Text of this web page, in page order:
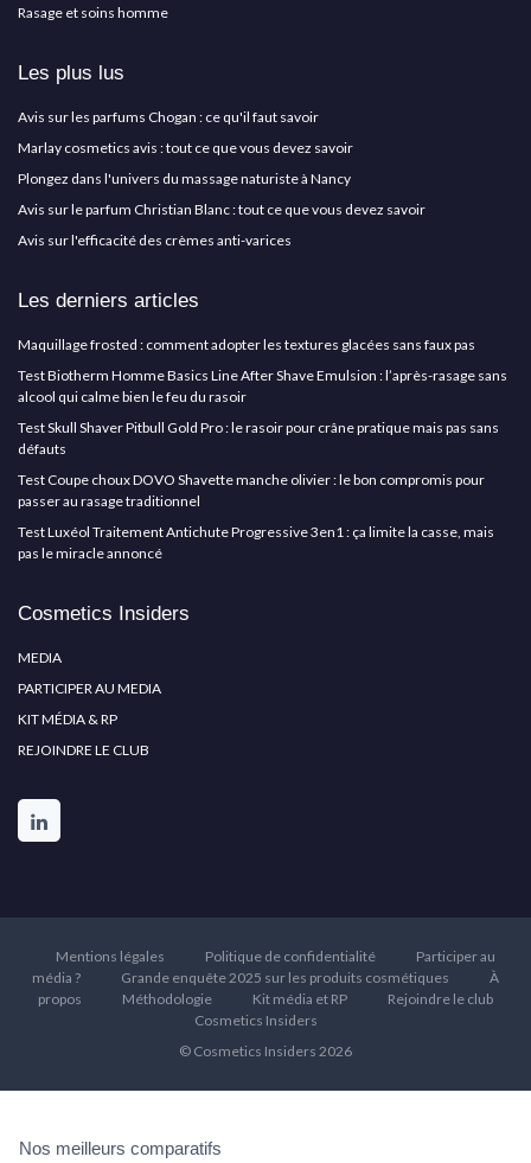
Rasage et soins homme
Les plus lus
Avis sur les parfums Chogan : ce qu'il faut savoir
Marlay cosmetics avis : tout ce que vous devez savoir
Plongez dans l'univers du massage naturiste à Nancy
Avis sur le parfum Christian Blanc : tout ce que vous devez savoir
Avis sur l'efficacité des crèmes anti-varices
Les derniers articles
Maquillage frosted : comment adopter les textures glacées sans faux pas
Test Biotherm Homme Basics Line After Shave Emulsion : l’après-rasage sans
alcool qui calme bien le feu du rasoir
Test Skull Shaver Pitbull Gold Pro : le rasoir pour crâne pratique mais pas sans
défauts
Test Coupe choux DOVO Shavette manche olivier : le bon compromis pour
passer au rasage traditionnel
Test Luxéol Traitement Antichute Progressive 3en1 : ça limite la casse, mais
pas le miracle annoncé
Cosmetics Insiders
MEDIA
PARTICIPER AU MEDIA
KIT MÉDIA & RP
REJOINDRE LE CLUB
Mentions légales Politique de confidentialité
Participer au
média ?
Grande enquête 2025 sur les produits cosmétiques
À
propos
Méthodologie Kit média et RP
Rejoindre le club
Cosmetics Insiders
© Cosmetics Insiders 2026
Nos meilleurs comparatifs